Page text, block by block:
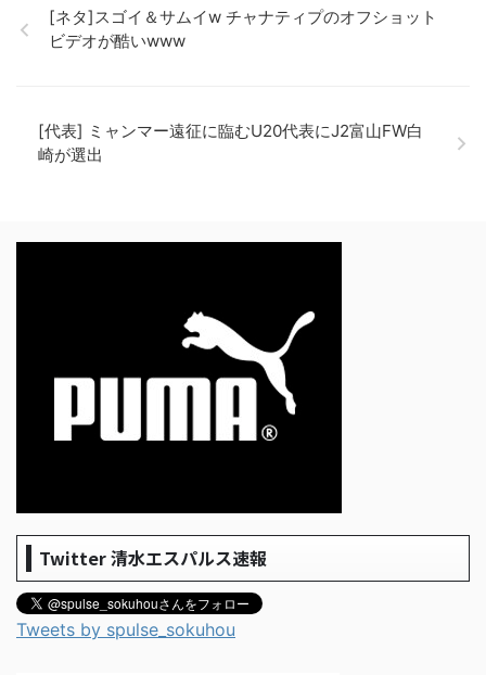
[ネタ]スゴイ＆サムイw チャナティプのオフショット
ビデオが酷いwww
[代表] ミャンマー遠征に臨むU20代表にJ2富山FW白
崎が選出
Twitter 清水エスパルス速報
Tweets by spulse_sokuhou